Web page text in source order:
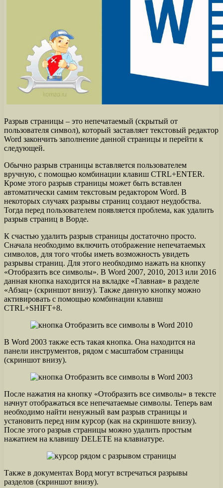
Разрыв страницы – это непечатаемый (скрытый от
пользователя символ), который заставляет текстовый редактор
Word закончить заполнение данной страницы и перейти к
следующей.
Обычно разрыв страницы вставляется пользователем
вручную, с помощью комбинации клавиш CTRL+ENTER.
Кроме этого разрыв страницы может быть вставлен
автоматически самим текстовым редактором Word. В
некоторых случаях разрывы страниц создают неудобства.
Тогда перед пользователем появляется проблема, как удалить
разрыв страниц в Ворде.
К счастью удалить разрыв страницы достаточно просто.
Сначала необходимо включить отображение непечатаемых
символов, для того чтобы иметь возможность увидеть
разрывы страниц. Для этого необходимо нажать на кнопку
«Отобразить все символы». В Word 2007, 2010, 2013 или 2016
данная кнопка находится на вкладке «Главная» в разделе
«Абзац» (скриншот внизу). Также данную кнопку можно
активировать с помощью комбинации клавиш
CTRL+SHIFT+8.
В Word 2003 также есть такая кнопка. Она находится на
панели инструментов, рядом с масштабом страницы
(скриншот внизу).
После нажатия на кнопку «Отобразить все символы» в тексте
начнут отображаться все непечатаемые символы. Теперь вам
необходимо найти ненужный вам разрыв страницы и
установить перед ним курсор (как на скриншоте внизу).
После этого разрыв страницы можно удалить простым
нажатием на клавишу DELETE на клавиатуре.
Также в документах Ворд могут встречаться разрывы
разделов (скриншот внизу).